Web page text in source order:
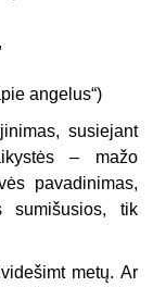
angelus“)
susiejant
– mažo
pavadinimas,
sumišusios, tik
metų. Ar